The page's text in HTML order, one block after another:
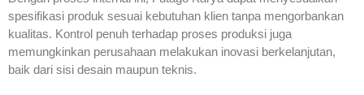
spesifikasi produk sesuai kebutuhan klien tanpa mengorbankan
kualitas. Kontrol penuh terhadap proses produksi juga
memungkinkan perusahaan melakukan inovasi berkelanjutan,
baik dari sisi desain maupun teknis.